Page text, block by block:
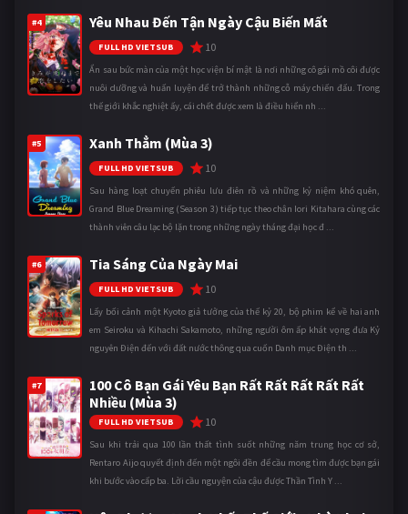
#4 Yêu Nhau Đến Tận Ngày Cậu Biến Mất
FULL HD VIETSUB 10
Ẩn sau bức màn của một học viện bí mật là nơi những cô gái mồ côi được
nuôi dưỡng và huấn luyện để trở thành những cỗ máy chiến đấu. Trong
thế giới khắc nghiệt ấy, cái chết được xem là điều hiển nh ...
#5 Xanh Thẳm (Mùa 3)
FULL HD VIETSUB 10
Sau hàng loạt chuyến phiêu lưu điên rồ và những kỷ niệm khó quên,
Grand Blue Dreaming (Season 3) tiếp tục theo chân Iori Kitahara cùng các
thành viên câu lạc bộ lặn trong những ngày tháng đại học đ ...
#6 Tia Sáng Của Ngày Mai
FULL HD VIETSUB 10
Lấy bối cảnh một Kyoto giả tưởng của thế kỷ 20, bộ phim kể về hai anh
em Seiroku và Kihachi Sakamoto, những người ôm ấp khát vọng đưa Kỷ
nguyên Điện đến với đất nước thông qua cuốn Danh mục Điện th ...
#7
100 Cô Bạn Gái Yêu Bạn Rất Rất Rất Rất Rất
Nhiều (Mùa 3)
FULL HD VIETSUB 10
Sau khi trải qua 100 lần thất tình suốt những năm trung học cơ sở,
Rentaro Aijo quyết định đến một ngôi đền để cầu mong tìm được bạn gái
khi bước vào cấp ba. Lời cầu nguyện của cậu được Thần Tình Y ...